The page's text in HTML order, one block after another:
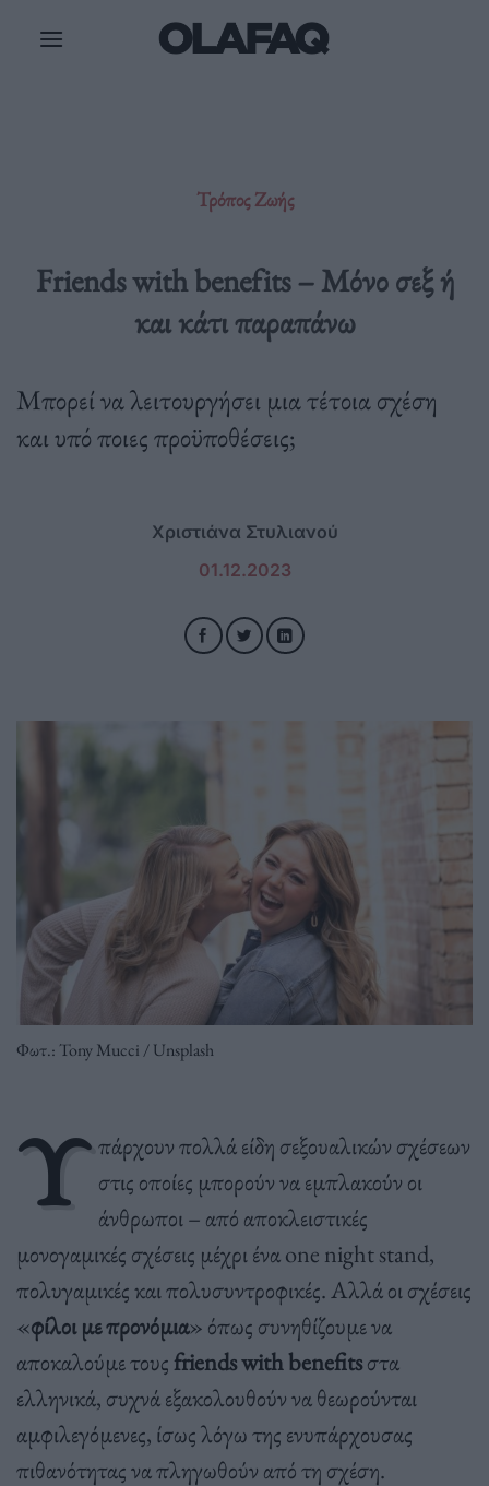
Τρόπος Ζωής
Friends with benefits – Μόνο σεξ ή
και κάτι παραπάνω
Μπορεί να λειτουργήσει μια τέτοια σχέση
και υπό ποιες προϋποθέσεις;
Χριστιάνα Στυλιανού
01.12.2023
Φωτ.: Tony Mucci / Unsplash
Υ πάρχουν πολλά είδη σεξουαλικών σχέσεων
στις οποίες μπορούν να εμπλακούν οι
άνθρωποι – από αποκλειστικές
μονογαμικές σχέσεις μέχρι ένα one night stand,
πολυγαμικές και πολυσυντροφικές. Αλλά οι σχέσεις
«φίλοι με προνόμια» όπως συνηθίζουμε να
αποκαλούμε τουςfriendswithbenefitsστα
ελληνικά, συχνά εξακολουθούν να θεωρούνται
αμφιλεγόμενες, ίσως λόγω της ενυπάρχουσας
πιθανότητας να πληγωθούν από τη σχέση.